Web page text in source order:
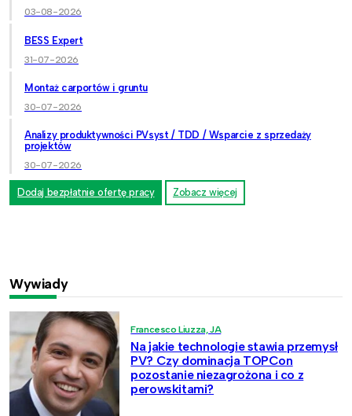
03-08-2026
BESS Expert
31-07-2026
Montaż carportów i gruntu
30-07-2026
Analizy produktywności PVsyst / TDD / Wsparcie z sprzedaży
projektów
30-07-2026
Dodaj bezpłatnie ofertę pracy Zobacz więcej
Wywiady
Francesco Liuzza, JA
Na jakie technologie stawia przemysł
PV? Czy dominacja TOPCon
pozostanie niezagrożona i co z
perowskitami?